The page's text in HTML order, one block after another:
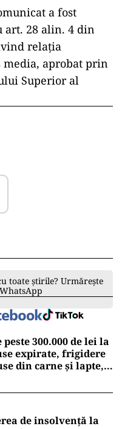
a fost
28 alin. 4 din
relația
aprobat prin
Superior al
toate știrile? Urmărește
300.000 de lei la
expirate, frigidere
din carne și lapte,
de insolvență la